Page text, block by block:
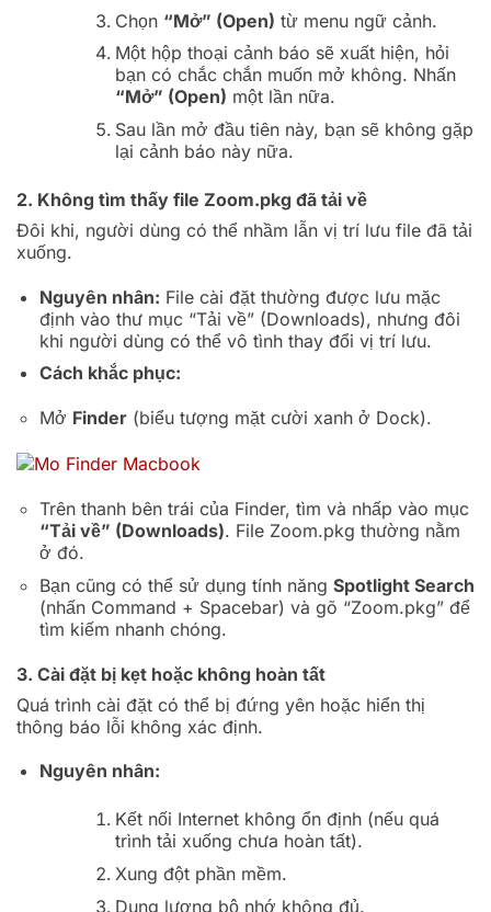
Chọn “Mở” (Open) từ menu ngữ cảnh.
Một hộp thoại cảnh báo sẽ xuất hiện, hỏi
bạn có chắc chắn muốn mở không. Nhấn
“Mở” (Open) một lần nữa.
Sau lần mở đầu tiên này, bạn sẽ không gặp
lại cảnh báo này nữa.
2. Không tìm thấy file Zoom.pkg đã tải về
Đôi khi, người dùng có thể nhầm lẫn vị trí lưu file đã tải
xuống.
Nguyên nhân: File cài đặt thường được lưu mặc
định vào thư mục “Tải về” (Downloads), nhưng đôi
khi người dùng có thể vô tình thay đổi vị trí lưu.
Cách khắc phục:
Mở Finder(biểu tượng mặt cười xanh ở Dock).
Trên thanh bên trái của Finder, tìm và nhấp vào mục
“Tải về” (Downloads). File Zoom.pkg thường nằm
ở đó.
Bạn cũng có thể sử dụng tính năng Spotlight Search
(nhấn Command + Spacebar) và gõ “Zoom.pkg” để
tìm kiếm nhanh chóng.
3. Cài đặt bị kẹt hoặc không hoàn tất
Quá trình cài đặt có thể bị đứng yên hoặc hiển thị
thông báo lỗi không xác định.
Nguyên nhân:
Kết nối Internet không ổn định (nếu quá
trình tải xuống chưa hoàn tất).
Xung đột phần mềm.
Dung lượng bộ nhớ không đủ.